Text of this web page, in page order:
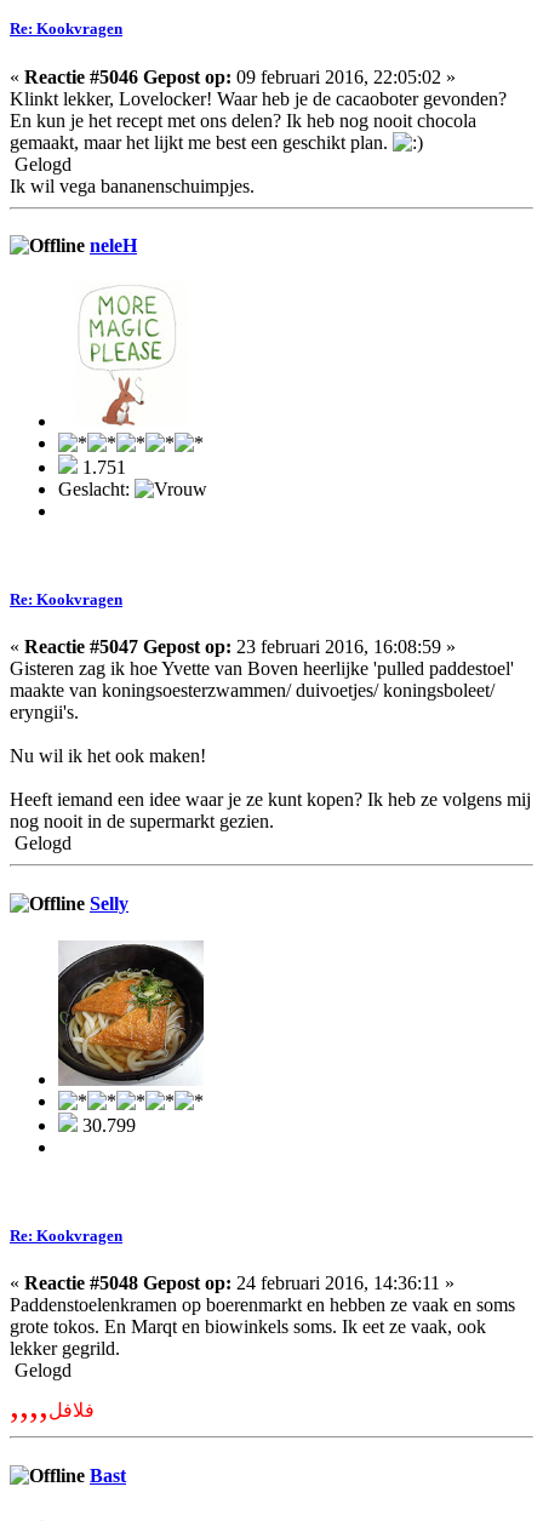
Re: Kookvragen
« Reactie #5046 Gepost op: 09 februari 2016, 22:05:02 »
Klinkt lekker, Lovelocker! Waar heb je de cacaoboter gevonden?
En kun je het recept met ons delen? Ik heb nog nooit chocola
gemaakt, maar het lijkt me best een geschikt plan.
Gelogd
Ik wil vega bananenschuimpjes.
neleH
1.751
Geslacht:
Re: Kookvragen
« Reactie #5047 Gepost op: 23 februari 2016, 16:08:59 »
Gisteren zag ik hoe Yvette van Boven heerlijke 'pulled paddestoel'
maakte van koningsoesterzwammen/ duivoetjes/ koningsboleet/
eryngii's.
Nu wil ik het ook maken!
Heeft iemand een idee waar je ze kunt kopen? Ik heb ze volgens mij
nog nooit in de supermarkt gezien.
Gelogd
Selly
30.799
Re: Kookvragen
« Reactie #5048 Gepost op: 24 februari 2016, 14:36:11 »
Paddenstoelenkramen op boerenmarkt en hebben ze vaak en soms
grote tokos. En Marqt en biowinkels soms. Ik eet ze vaak, ook
lekker gegrild.
Gelogd
,,,,فلافل
Bast